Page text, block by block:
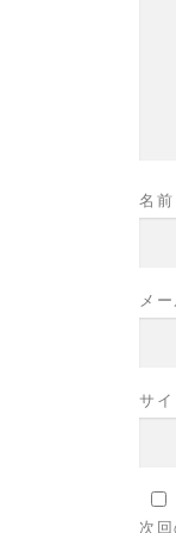
名前
メ
サイ
次